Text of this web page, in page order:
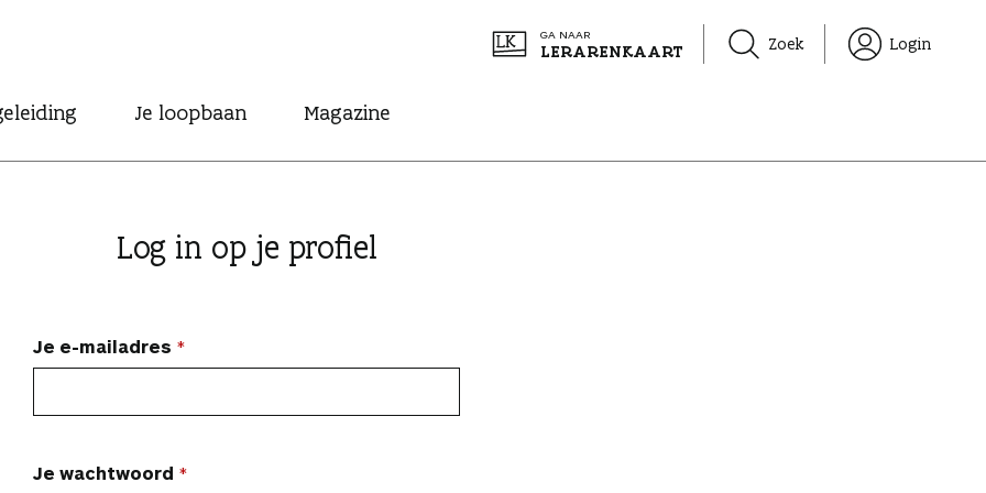
GA NAAR
LERARENKAART Zoek Login
Je loopbaan Magazine
Log in op je profiel
Je e-mailadres
Je wachtwoord